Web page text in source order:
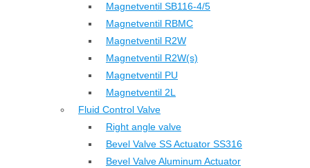
Magnetventil SB116-4/5
Magnetventil RBMC
Magnetventil R2W
Magnetventil R2W(s)
Magnetventil PU
Magnetventil 2L
Fluid Control Valve
Right angle valve
Bevel Valve SS Actuator SS316
Bevel Valve Aluminum Actuator